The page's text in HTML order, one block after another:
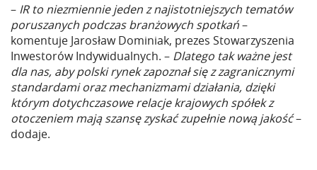
– IR to niezmiennie jeden z najistotniejszych tematów
poruszanych podczas branżowych spotkań–
komentuje Jarosław Dominiak, prezes Stowarzyszenia
Inwestorów Indywidualnych. – Dlatego tak ważne jest
dla nas, aby polski rynek zapoznał się z zagranicznymi
standardami oraz mechanizmami działania, dzięki
którym dotychczasowe relacje krajowych spółek z
otoczeniem mają szansę zyskać zupełnie nową jakość–
dodaje.